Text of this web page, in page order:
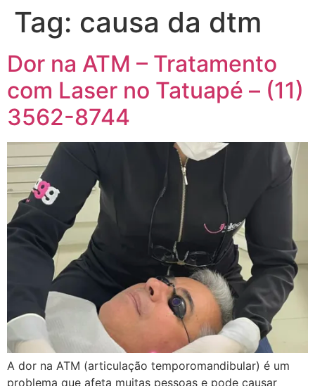
Tag: causa da dtm
Dor na ATM – Tratamento
com Laser no Tatuapé – (11)
3562-8744
A dor na ATM (articulação temporomandibular) é um
problema que afeta muitas pessoas e pode causar